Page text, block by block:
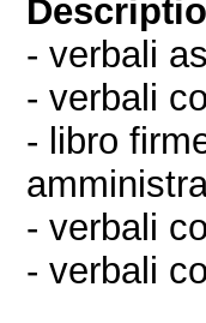
- verbali
- verbali
- libro
- verbali
- verbali